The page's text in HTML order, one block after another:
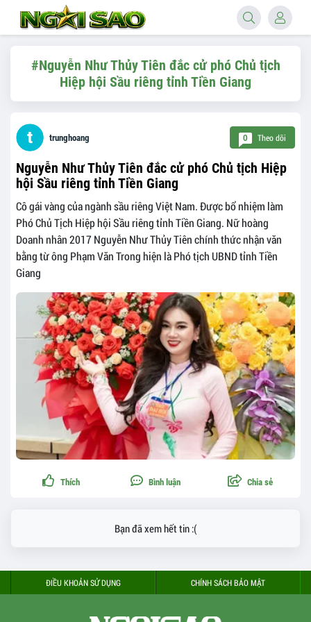
#Nguyễn Như Thủy Tiên đắc cử phó Chủ tịch
Hiệp hội Sầu riêng tỉnh Tiền Giang
trunghoang 0 Theo dõi
Nguyễn Như Thủy Tiên đắc cử phó Chủ tịch Hiệp
hội Sầu riêng tỉnh Tiền Giang
Cô gái vàng của ngành sầu riêng Việt Nam. Được bổ nhiệm làm
Phó Chủ Tịch Hiệp hội Sầu riêng tỉnh Tiền Giang. Nữ hoàng
Doanh nhân 2017 Nguyễn Như Thủy Tiên chính thức nhận văn
bằng từ ông Phạm Văn Trong hiện là Phó tịch UBND tỉnh Tiền
Giang
Thích Bình luận Chia sẻ
Bạn đã xem hết tin :(
ĐIỀU KHOẢN SỬ DỤNG CHÍNH SÁCH BẢO MẬT